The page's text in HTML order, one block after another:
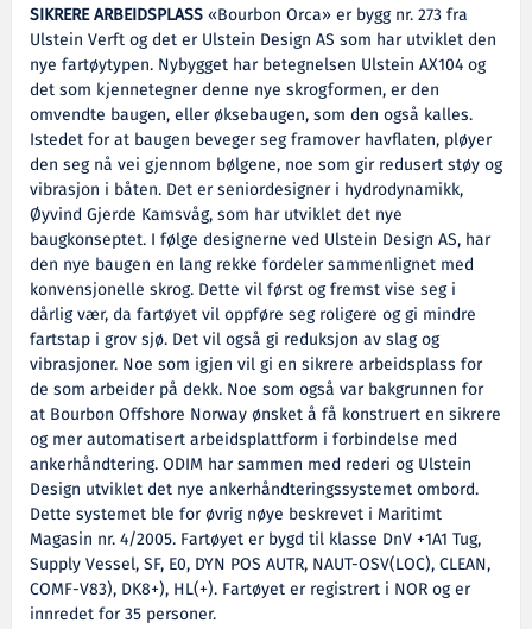
SIKRERE ARBEIDSPLASS«Bourbon Orca» er bygg nr. 273 fra
Ulstein Verft og det er Ulstein Design AS som har utviklet den
nye fartøytypen. Nybygget har betegnelsen Ulstein AX104 og
det som kjennetegner denne nye skrogformen, er den
omvendte baugen, eller øksebaugen, som den også kalles.
Istedet for at baugen beveger seg framover havflaten, pløyer
den seg nå vei gjennom bølgene, noe som gir redusert støy og
vibrasjon i båten. Det er seniordesigner i hydrodynamikk,
Øyvind Gjerde Kamsvåg, som har utviklet det nye
baugkonseptet. I følge designerne ved Ulstein Design AS, har
den nye baugen en lang rekke fordeler sammenlignet med
konvensjonelle skrog. Dette vil først og fremst vise seg i
dårlig vær, da fartøyet vil oppføre seg roligere og gi mindre
fartstap i grov sjø. Det vil også gi reduksjon av slag og
vibrasjoner. Noe som igjen vil gi en sikrere arbeidsplass for
de som arbeider på dekk. Noe som også var bakgrunnen for
at Bourbon Offshore Norway ønsket å få konstruert en sikrere
og mer automatisert arbeidsplattform i forbindelse med
ankerhåndtering. ODIM har sammen med rederi og Ulstein
Design utviklet det nye ankerhåndteringssystemet ombord.
Dette systemet ble for øvrig nøye beskrevet i Maritimt
Magasin nr. 4/2005. Fartøyet er bygd til klasse DnV +1A1 Tug,
Supply Vessel, SF, E0, DYN POS AUTR, NAUT-OSV(LOC), CLEAN,
COMF-V83), DK8+), HL(+). Fartøyet er registrert i NOR og er
innredet for 35 personer.